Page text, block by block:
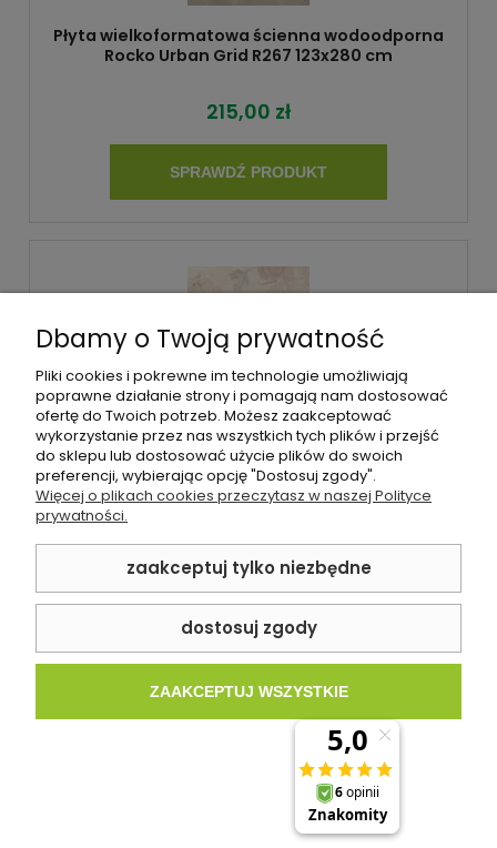
Płyta wielkoformatowa ścienna wodoodporna
Rocko Urban Grid R267 123x280 cm
215,00 zł
SPRAWDŹ PRODUKT
Płyta wielkoformatowa ścienna wodoodporna
Rocko Villa Augusta R255 123x280 cm
215,00 zł
Dbamy o Twoją prywatność
Pliki cookies i pokrewne im technologie umożliwiają
poprawne działanie strony i pomagają nam dostosować
ofertę do Twoich potrzeb. Możesz zaakceptować
wykorzystanie przez nas wszystkich tych plików i przejść
do sklepu lub dostosować użycie plików do swoich
preferencji, wybierając opcję "Dostosuj zgody".
Więcej o plikach cookies przeczytasz w naszej Polityce
prywatności.
zaakceptuj tylko niezbędne
dostosuj zgody
ZAAKCEPTUJ WSZYSTKIE